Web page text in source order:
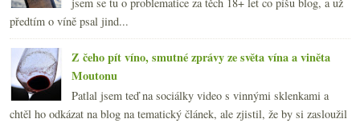
jsem se tu o problematice za těch 18+ let co píšu blog, a už
předtím o víně psal jind...
Z čeho pít víno, smutné zprávy ze světa vína a viněta
Moutonu
Patlal jsem teď na sociálky video s vinnými sklenkami a
chtěl ho odkázat na blog na tematický článek, ale zjistil, že by si zasloužil